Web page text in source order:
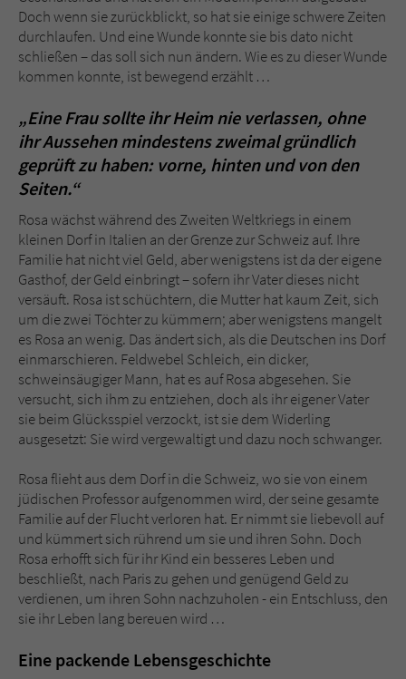
Doch wenn sie zurückblickt, so hat sie einige schwere Zeiten
durchlaufen. Und eine Wunde konnte sie bis dato nicht
schließen – das soll sich nun ändern. Wie es zu dieser Wunde
kommen konnte, ist bewegend erzählt …
„Eine Frau sollte ihr Heim nie verlassen, ohne
ihr Aussehen mindestens zweimal gründlich
geprüft zu haben: vorne, hinten und von den
Seiten.“
Rosa wächst während des Zweiten Weltkriegs in einem
kleinen Dorf in Italien an der Grenze zur Schweiz auf. Ihre
Familie hat nicht viel Geld, aber wenigstens ist da der eigene
Gasthof, der Geld einbringt – sofern ihr Vater dieses nicht
versäuft. Rosa ist schüchtern, die Mutter hat kaum Zeit, sich
um die zwei Töchter zu kümmern; aber wenigstens mangelt
es Rosa an wenig. Das ändert sich, als die Deutschen ins Dorf
einmarschieren. Feldwebel Schleich, ein dicker,
schweinsäugiger Mann, hat es auf Rosa abgesehen. Sie
versucht, sich ihm zu entziehen, doch als ihr eigener Vater
sie beim Glücksspiel verzockt, ist sie dem Widerling
ausgesetzt: Sie wird vergewaltigt und dazu noch schwanger.
Rosa flieht aus dem Dorf in die Schweiz, wo sie von einem
jüdischen Professor aufgenommen wird, der seine gesamte
Familie auf der Flucht verloren hat. Er nimmt sie liebevoll auf
und kümmert sich rührend um sie und ihren Sohn. Doch
Rosa erhofft sich für ihr Kind ein besseres Leben und
beschließt, nach Paris zu gehen und genügend Geld zu
verdienen, um ihren Sohn nachzuholen - ein Entschluss, den
sie ihr Leben lang bereuen wird …
Eine packende Lebensgeschichte
Sicherheitscode des Kontaktformulars zu
überprüfen.